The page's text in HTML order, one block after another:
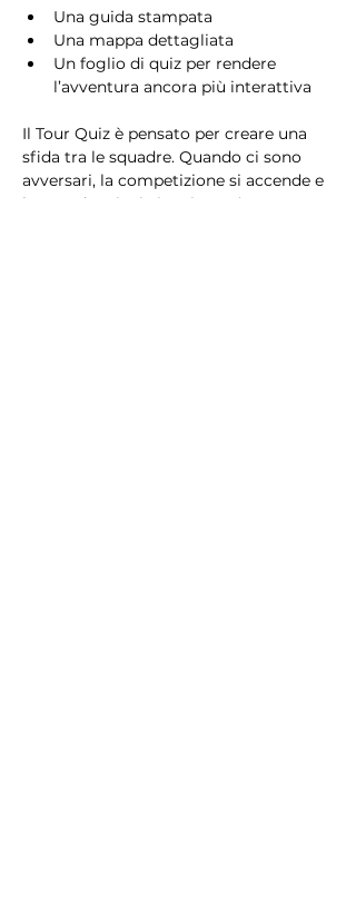
Una guida stampata
Una mappa dettagliata
Un foglio di quiz per rendere
l’avventura ancora più interattiva
Il Tour Quiz è pensato per creare una
sfida tra le squadre. Quando ci sono
avversari, la competizione si accende e
la squadra vincitrice riceverà un